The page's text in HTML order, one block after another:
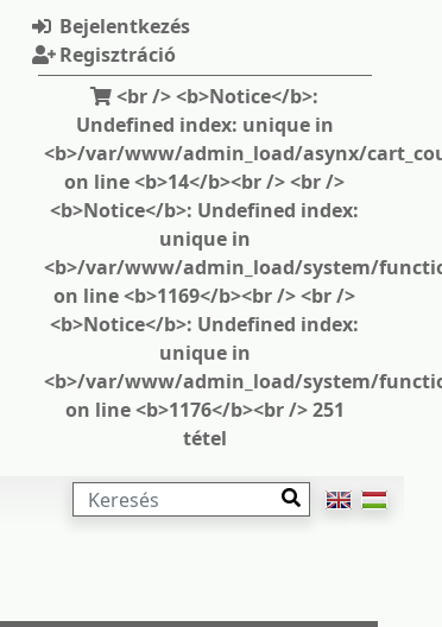
Bejelentkezés
Regisztráció
<br /> <b>Notice</b>:
Undefined index: unique in
<b>/var/www/admin_load/asynx/
on line <b>14</b><br /> <br />
<b>Notice</b>: Undefined index:
unique in
<b>/var/www/admin_load/system/
on line <b>1169</b><br /> <br />
<b>Notice</b>: Undefined index:
unique in
<b>/var/www/admin_load/system/
on line <b>1176</b><br /> 251
tétel
KERESÉS